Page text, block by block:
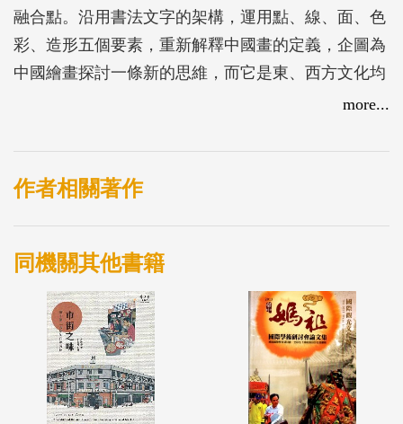
融合點。沿用書法文字的架構，運用點、線、面、色
彩、造形五個要素，重新解釋中國畫的定義，企圖為
中國繪畫探討一條新的思維，而它是東、西方文化均
能接受的。2019年歲末的展覽將呈現最新系列「黑
進一步探索東方意境、西方造型的互文和對話，透過
藝術重新檢視自我文化價值和東方美學的未來性，也
more...
作者相關著作
同機關其他書籍